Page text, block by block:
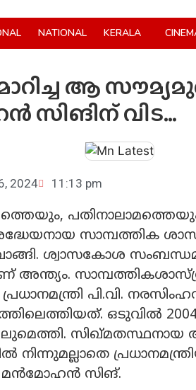
NATIONAL KERALA
ആ
സിങിന് വിട…
2024 11:13 pm
പതിനാലാമത്തെയും
സാമ്പത്തിക
ശ്വാസകോശ
അന്ത്യം.
പി.വി.
ഒടുവില്‍
സിഖ്മതസ്ഥനായ
മന്‍മോഹന്‍ സിങ്.